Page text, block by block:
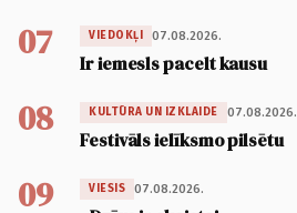
07 VIEDOKĻI 07.08.2026.
Ir iemesls pacelt kausu
08 KULTŪRA UN IZKLAIDE 07.08.2026.
Festivāls ielīksmo pilsētu
09 VIESIS 07.08.2026.